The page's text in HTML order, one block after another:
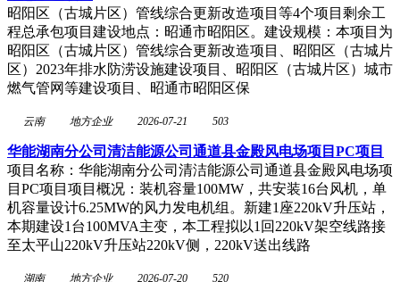
昭阳区（古城片区）管线综合更新改造项目等4个项目剩余工
程总承包项目建设地点：昭通市昭阳区。建设规模：本项目为
昭阳区（古城片区）管线综合更新改造项目、昭阳区（古城片
区）2023年排水防涝设施建设项目、昭阳区（古城片区）城市
燃气管网等建设项目、昭通市昭阳区保
云南 地方企业 2026-07-21 503
华能湖南分公司清洁能源公司通道县金殿风电场项目PC项目
项目名称：华能湖南分公司清洁能源公司通道县金殿风电场项
目PC项目项目概况：装机容量100MW，共安装16台风机，单
机容量设计6.25MW的风力发电机组。新建1座220kV升压站，
本期建设1台100MVA主变，本工程拟以1回220kV架空线路接
至太平山220kV升压站220kV侧，220kV送出线路
湖南 地方企业 2026-07-20 520